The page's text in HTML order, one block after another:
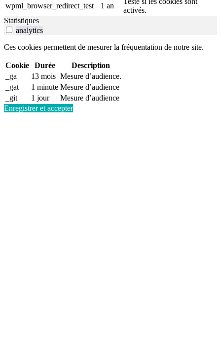
wpml_browser_redirect_test 1 an
activés.
Statistiques
analytics
Ces cookies permettent de mesurer la fréquentation de notre site.
Cookie Durée
Description
_ga
13 mois Mesure d’audience.
_gat
1 minute Mesure d’audience
_git
1 jour
Mesure d’audience
Enregistrer et accepter